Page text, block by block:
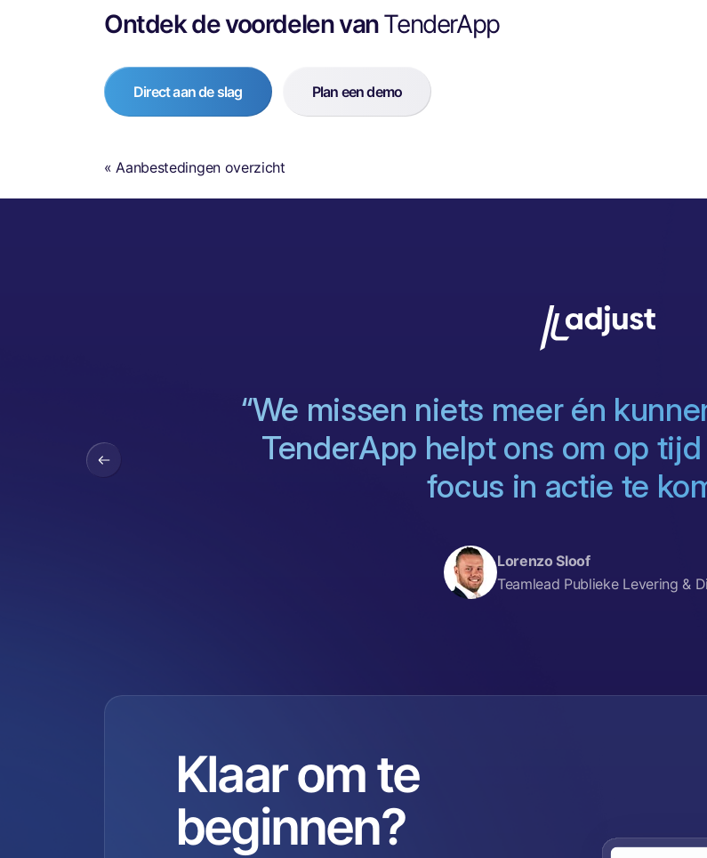
Ontdek de voordelen vanTenderApp
Direct aan de slag Plan een demo
« Aanbestedingen overzicht
“We missen niets meer én
TenderApp helpt ons om op
focus in actie te
Lorenzo Sloof
Teamlead Publieke Levering &
Klaar om te
beginnen?